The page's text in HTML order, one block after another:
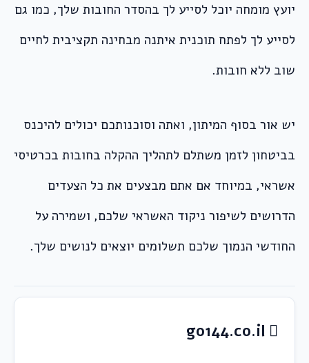
יועץ מומחה יוכל לסייע לך בהסדר החובות שלך, כמו גם
לסייע לך לפתח תוכנית איתנה מבחינה תקציבית לחיים
שוב ללא חובות.
יש אור בסוף המיתון, ואתה וסוכנותכם יכולים להיכנס
בביטחון לזמן משתלם לתהליך ההקלה בחובות בכרטיסי
אשראי, במיוחד אם אתם מבצעים את כל הצעדים
הדרושים לשיפור ניקוד האשראי שלכם, ושמירה על
החודשי הנמוך שלכם תשלומים יוצאים לנושים שלך.